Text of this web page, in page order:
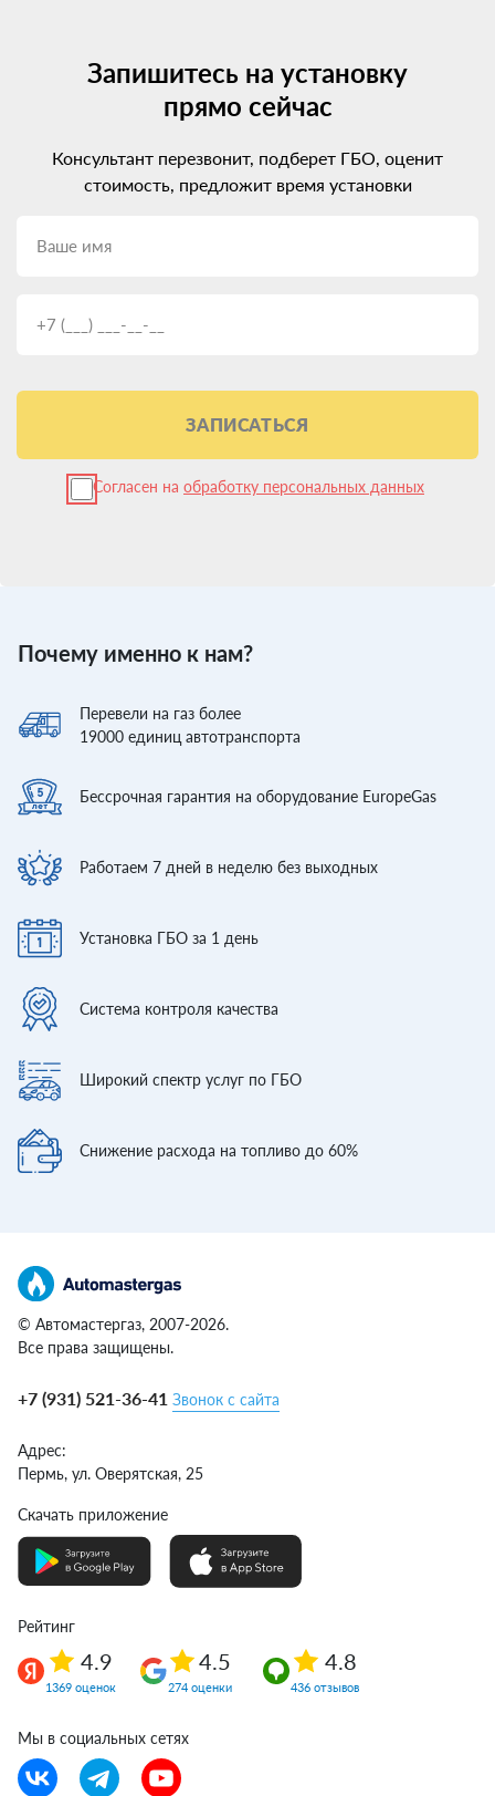
Запишитесь на установку
прямо сейчас
Консультант перезвонит, подберет ГБО, оценит
стоимость, предложит время установки
ЗАПИСАТЬСЯ
Согласен на обработку персональных данных
Почему именно к нам?
Перевели на газ более
19000 единиц автотранспорта
Бессрочная гарантия на оборудование EuropeGas
Работаем 7 дней в неделю без выходных
Установка ГБО за 1 день
Система контроля качества
Широкий спектр услуг по ГБО
Снижение расхода на топливо до 60%
© Автомастергаз, 2007-2026.
Все права защищены.
+7 (931) 521-36-41 Звонок с сайта
Адрес:
Пермь, ул. Оверятская, 25
Скачать приложение
Рейтинг
4.9
1369 оценок
4.5
274 оценки
4.8
436 отзывов
Мы в социальных сетях